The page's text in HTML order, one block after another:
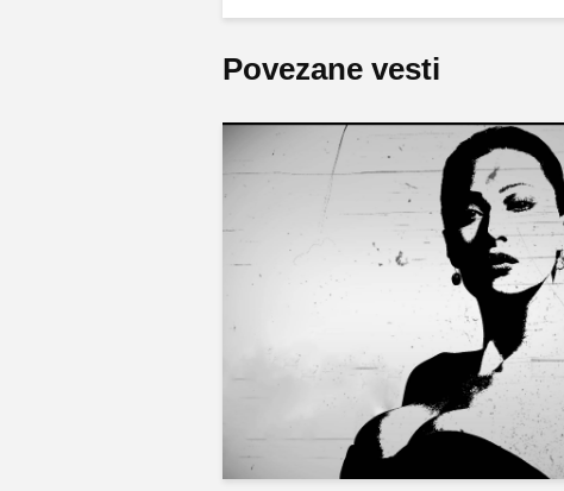
Povezane vesti